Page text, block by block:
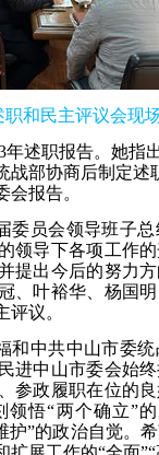
职和民主评议会现
年述职报告。她指
战部协商后制定述
报告。
委员会领导班子
领导下各项工作
提出今后的努力
、叶裕华、杨国
议。
和中共中山市委
进中山市委会始
参政履职在位的
悟“两个确立”
护”的政治自觉。